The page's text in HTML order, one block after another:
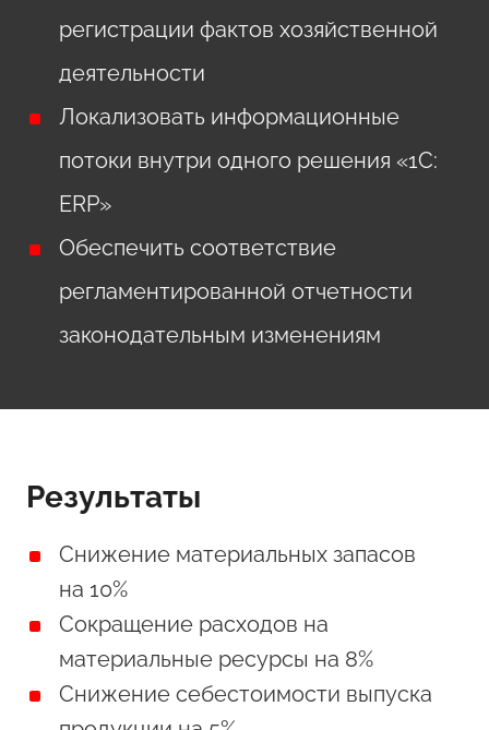
регистрации фактов хозяйственной
деятельности
Локализовать информационные
потоки внутри одного решения «1С:
ERP»
Обеспечить соответствие
регламентированной отчетности
законодательным изменениям
Результаты
Снижение материальных запасов
на 10%
Сокращение расходов на
материальные ресурсы на 8%
Снижение себестоимости выпуска